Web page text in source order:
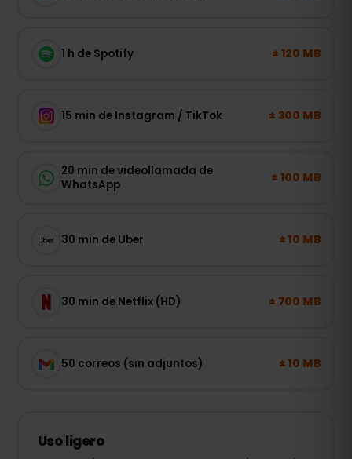
1 h de Spotify ± 120 MB
15 min de Instagram / TikTok ± 300 MB
20 min de videollamada de
WhatsApp
± 100 MB
30 min de Uber ± 10 MB
30 min de Netflix (HD) ± 700 MB
50 correos (sin adjuntos) ± 10 MB
Uso ligero